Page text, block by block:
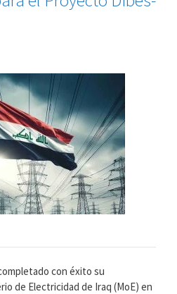
con éxito su
de Electricidad de Iraq (MoE) en